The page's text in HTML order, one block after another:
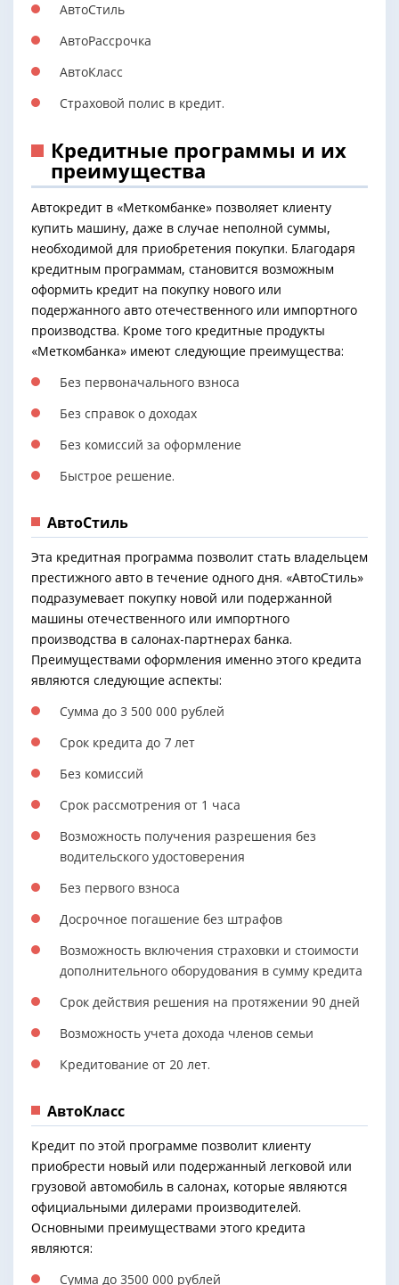
АвтоСтиль
АвтоРассрочка
АвтоКласс
Страховой полис в кредит.
Кредитные программы и их
преимущества
Автокредит в «Меткомбанке» позволяет клиенту
купить машину, даже в случае неполной суммы,
необходимой для приобретения покупки. Благодаря
кредитным программам, становится возможным
оформить кредит на покупку нового или
подержанного авто отечественного или импортного
производства. Кроме того кредитные продукты
«Меткомбанка» имеют следующие преимущества:
Без первоначального взноса
Без справок о доходах
Без комиссий за оформление
Быстрое решение.
АвтоСтиль
Эта кредитная программа позволит стать владельцем
престижного авто в течение одного дня. «АвтоСтиль»
подразумевает покупку новой или подержанной
машины отечественного или импортного
производства в салонах-партнерах банка.
Преимуществами оформления именно этого кредита
являются следующие аспекты:
Сумма до 3 500 000 рублей
Срок кредита до 7 лет
Без комиссий
Срок рассмотрения от 1 часа
Возможность получения разрешения без
водительского удостоверения
Без первого взноса
Досрочное погашение без штрафов
Возможность включения страховки и стоимости
дополнительного оборудования в сумму кредита
Срок действия решения на протяжении 90 дней
Возможность учета дохода членов семьи
Кредитование от 20 лет.
АвтоКласс
Кредит по этой программе позволит клиенту
приобрести новый или подержанный легковой или
грузовой автомобиль в салонах, которые являются
официальными дилерами производителей.
Основными преимуществами этого кредита
являются:
Сумма до 3500 000 рублей